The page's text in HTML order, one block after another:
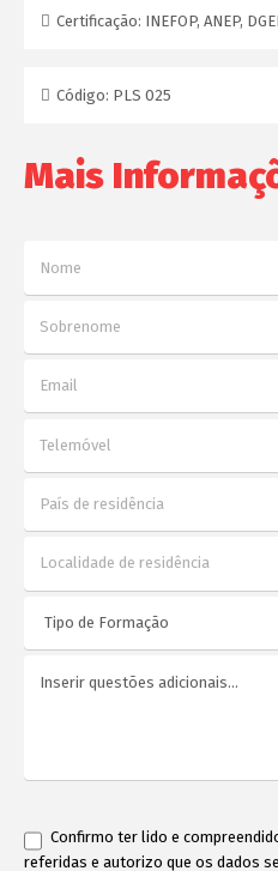
Certificação: INEFOP, ANEP,
Código: PLS 025
Mais
Confirmo ter lido e
referidas e autorizo que os dados